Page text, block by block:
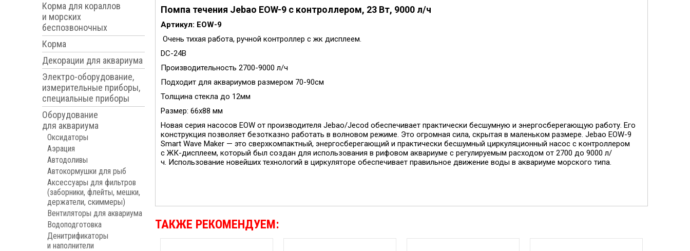
Корма для кораллов
и морских
беспозвоночных
Корма
Декорации для аквариума
Электро-оборудование,
измерительные приборы,
специальные приборы
Оборудование
для аквариума
Оксидаторы
Аэрация
Автодоливы
Автокормушки для рыб
Аксессуары для фильтров
(заборники, флейты, мешки,
держатели, скиммеры)
Вентиляторы для аквариума
Водоподготовка
Денитрификаторы
и наполнители
Помпа течения Jebao EOW-9 c контроллером, 23 Вт, 9000 л/ч
Артикул: EOW-9
Очень тихая работа, ручной контроллер с жк дисплеем.
DC-24В
Производительность 2700-9000 л/ч
Подходит для аквариумов размером 70-90см
Толщина стекла до 12мм
Размер: 66x88 мм
Новая серия насосов EOW от производителя Jebao/Jecod обеспечивает практически бесшумную и энергосберегающую работу. Его
конструкция позволяет безотказно работать в волновом режиме. Это огромная сила, скрытая в маленьком размере. Jebao EOW-9
Smart Wave Maker — это сверхкомпактный, энергосберегающий и практически бесшумный циркуляционный насос с контроллером
с ЖК-дисплеем, который был создан для использования в рифовом аквариуме с регулируемым расходом от 2700 до 9000 л/
ч. Использование новейших технологий в циркуляторе обеспечивает правильное движение воды в аквариуме морского типа.
ТАКЖЕ РЕКОМЕНДУЕМ: